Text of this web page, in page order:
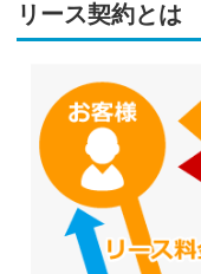
リース契約とは